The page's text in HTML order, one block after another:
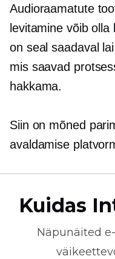
Audioraamatute
levitamine võib
on seal saadaval
mis saavad
hakkama.
Siin on mõned
avaldamise
Kuidas
Näpunäited